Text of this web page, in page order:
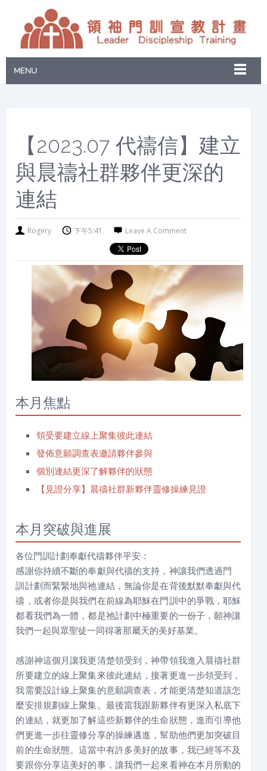
MENU
【2023.07 代禱信】建立
與晨禱社群夥伴更深的
連結
Rogery 下午5:41 Leave A Comment
本月焦點
領受要建立線上聚集彼此連結
發佈意願調查表邀請夥伴參與
個別連結更深了解夥伴的狀態
【見證分享】晨禱社群新夥伴靈修操練見證
本月突破與進展
各位門訓計劃奉獻代禱夥伴平安：
感謝你持續不斷的奉獻與代禱的支持，神讓我們透過門
訓計劃而緊緊地與祂連結，無論你是在背後默默奉獻與代
禱，或者你是與我們在前線為耶穌在門訓中的爭戰，耶穌
都看我們為一體，都是祂計劃中極重要的一份子，願神讓
我們一起與眾聖徒一同得著那屬天的美好基業。
感謝神這個月讓我更清楚領受到，神帶領我進入晨禱社群
所要建立的線上聚集來彼此連結，接著更進一步領受到，
我需要設計線上聚集的意願調查表，才能更清楚知道該怎
麼安排規劃線上聚集。最後當我跟新夥伴有更深入私底下
的連結，就更加了解這些新夥伴的生命狀態，進而引導他
們更進一步往靈修分享的操練邁進，幫助他們更加突破目
前的生命狀態。這當中有許多美好的故事，我已經等不及
要跟你分享這美好的事，讓我們一起來看神在本月所動的